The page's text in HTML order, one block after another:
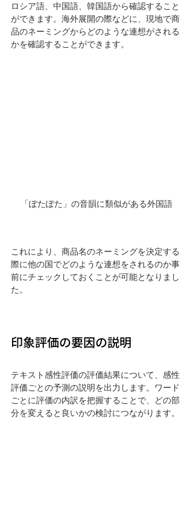
ロシア語、中国語、韓国語から確認すること
ができます。海外展開の際などに、現地で商
品のネーミングからどのような連想がされる
かを確認することができます。
「ぽたぽた」の音韻に類似がある外国語
これにより、商品名のネーミングを決定する
際に他の国でどのような連想をされるのか事
前にチェックしておくことが可能となりまし
た。
印象評価の要因の説明
テキスト感性評価の評価結果について、感性
評価ごとの予測の説明を出力します。ワード
ごとに評価の内訳を把握することで、どの部
分を変えると良いかの検討につながります。